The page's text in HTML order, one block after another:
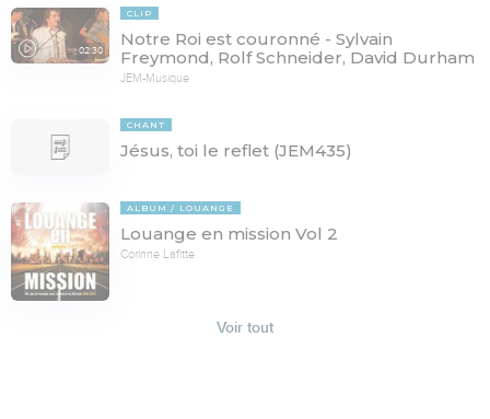
02:30
CLIP
Notre Roi est couronné - Sylvain
Freymond, Rolf Schneider, David Durham
JEM-Musique
CHANT
Jésus, toi le reflet (JEM435)
ALBUM LOUANGE
Louange en mission Vol 2
Corinne Lafitte
Voir tout